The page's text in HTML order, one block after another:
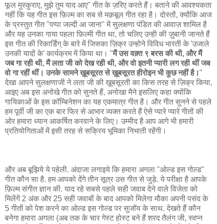
फूल मुस्कुराए, मुझे तुम याद आए" गीत के ज़रिए करते हैं। बताने की आवश्यकता
नहीं कि यह गीत इस फ़िल्म का सब से मक़बूल गीत रहा है। दोस्तों, क्योंकि आज
के प्रस्तुत गीत "पप्पा जल्दी आ जाना" में सुलक्षणा पंडित की आवाज़ शामिल है
और यह उनका गाया पहला फ़िल्मी गीत था, तो चलिए उन्ही की ज़ुबानी जानते हैं
इस गीत की रिकार्डिंग् के बारे में जिसका ज़िक्र उन्होने विविध भारती के 'उजाले
उनकी यादों के' कार्यक्रम में किया था। "मैं उस वक़्त ९ बरस की थी, और मैं
जब गा रही थी, मैं लता जी को देख रही थी, और वो इतनी प्यारी लग रही थीं जब
वो गा रहीं थीं। उनके सामने ख़ूबसूरत से ख़ूबसूरत हीरोइन भी कुछ नहीं है।"
देखा आपने सुलक्षणाजी ने लता जी की ख़ूबसूरती का किस तरह से ज़िक्र किया,
आइए अब इस अनोखे गीत को सुनते हैं, अनोखा मैने इसलिए कहा क्योंकि
गायिकाओं के इस कॉम्बिनेशन का यह एकमात्र गीत है। और गीत सुनने से पहले
हम पूर्वी जी का एक बार फिर से आभार व्यक्त करते हैं ऐसे प्यारे प्यारे गीतों की
ओर हमारा ध्यान आकर्षित करवाने के लिए। उम्मीद है आप आगे भी हमारी
प्रतियोगिताओं में इसी तरह से सक्रिय भूमिका निभाती रहेंगी।
और अब बूझिये ये पहेली. अंदाजा लगाइये कि हमारा अगला "ओल्ड इस गोल्ड"
गीत कौन सा है. हम आपको देंगे तीन सूत्र उस गीत से जुड़े. ये परीक्षा है आपके
फ़िल्म संगीत ज्ञान की. याद रहे सबसे पहले सही जवाब देने वाले विजेता को
मिलेंगें 2 अंक और 25 सही जवाबों के बाद आपको मिलेगा मौका अपनी पसंद के
5 गीतों को पेश करने का ओल्ड इस गोल्ड पर सुजॉय के साथ. देखते हैं कौन
बनेगा हमारा अगला (अब तक के चार गेस्ट होस्ट बने हैं शरद तैलंग जी, स्वप्न